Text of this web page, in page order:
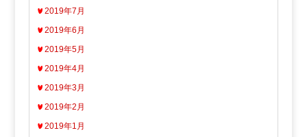
2019年7月
2019年6月
2019年5月
2019年4月
2019年3月
2019年2月
2019年1月